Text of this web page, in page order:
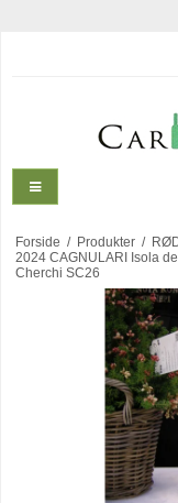
Forside / Produkter /
2024 CAGNULARI Isola
Cherchi SC26